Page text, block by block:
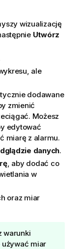
wizualizację
Utwórz
, ale
dodawane
zmienić
Możesz
edytować
miarę z alarmu.
danych.
, aby dodać co
w
oraz miar
warunki
używać miar